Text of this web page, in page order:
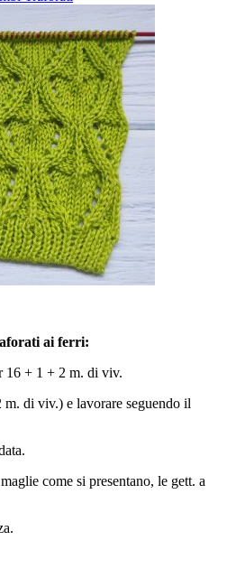
ai ferri:
16 + 1 + 2 m. di viv.
di viv.) e lavorare seguendo il
come si presentano, le gett. a